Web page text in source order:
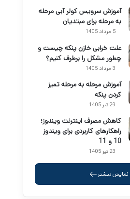
آموزش سرویس کولر آبی مرحله
به مرحله برای مبتدیان
5 مرداد 1405
علت خرابی خازن پنکه چیست و
چطور مشکل را برطرف کنیم؟
3 مرداد 1405
آموزش مرحله به مرحله تمیز
کردن پنکه
29 تیر 1405
کاهش مصرف اینترنت ویندوز؛
راهکارهای کاربردی برای ویندوز
10 و 11
23 تیر 1405
نمایش بیشتر